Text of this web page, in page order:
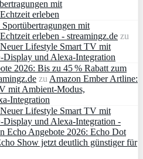
mit
erleben
mit
erleben - streamingz.de zu
Lifestyle Smart TV mit
und Alexa‑Integration
2026: Bis zu 45 % Rabatt zum
zuAmazon Ember Artline:
mit Ambient‑Modus,
Lifestyle Smart TV mit
und Alexa‑Integration -
Echo Angebote 2026: Echo Dot
Show jetzt deutlich günstiger für